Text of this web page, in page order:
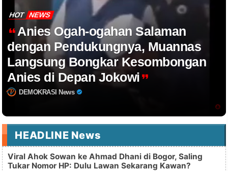
HOT NEWS
Anies Ogah-ogahan Salaman
dengan Pendukungnya, Muannas
Langsung Bongkar Kesombongan
Anies di Depan Jokowi
DEMOKRASI News
HEADLINE News
Viral Ahok Sowan ke Ahmad Dhani di Bogor, Saling
Tukar Nomor HP: Dulu Lawan Sekarang Kawan?